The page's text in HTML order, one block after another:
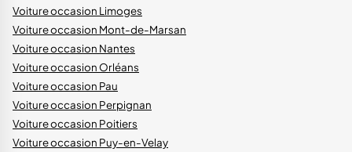
Voiture occasion Limoges
Voiture occasion Mont-de-Marsan
Voiture occasion Nantes
Voiture occasion Orléans
Voiture occasion Pau
Voiture occasion Perpignan
Voiture occasion Poitiers
Voiture occasion Puy-en-Velay